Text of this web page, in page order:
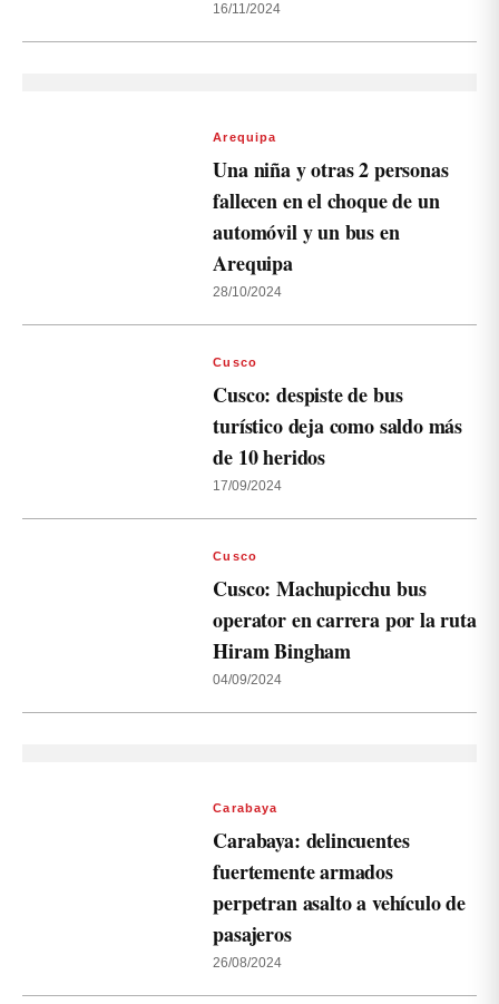
16/11/2024
Arequipa
Una niña y otras 2 personas
fallecen en el choque de un
automóvil y un bus en
Arequipa
28/10/2024
Cusco
Cusco: despiste de bus
turístico deja como saldo más
de 10 heridos
17/09/2024
Cusco
Cusco: Machupicchu bus
operator en carrera por la ruta
Hiram Bingham
04/09/2024
Carabaya
Carabaya: delincuentes
fuertemente armados
perpetran asalto a vehículo de
pasajeros
26/08/2024